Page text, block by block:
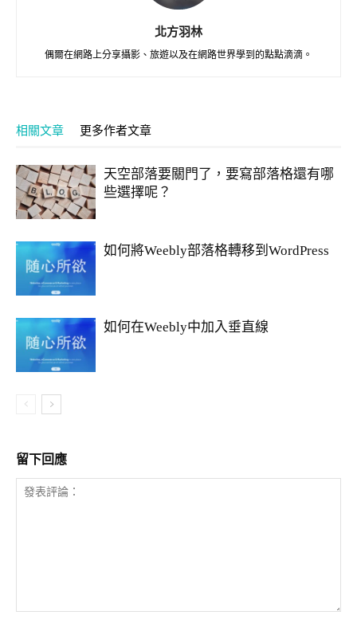
北方羽林
偶爾在網路上分享攝影、旅遊以及在網路世界學到的點點滴滴。
相關文章 更多作者文章
天空部落要關門了，要寫部落格還有哪
些選擇呢？
如何將Weebly部落格轉移到WordPress
如何在Weebly中加入垂直線
留下回應